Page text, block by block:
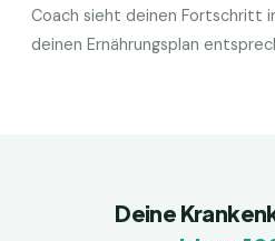
Coach sieht deinen Fortschritt
deinen Ernährungsplan
Deine